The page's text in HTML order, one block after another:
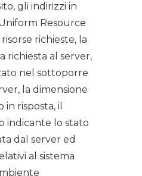
gli indirizzi in
Resource
richieste, la
richiesta al server,
nel sottoporre
la dimensione
risposta, il
indicante lo stato
dal server ed
al sistema